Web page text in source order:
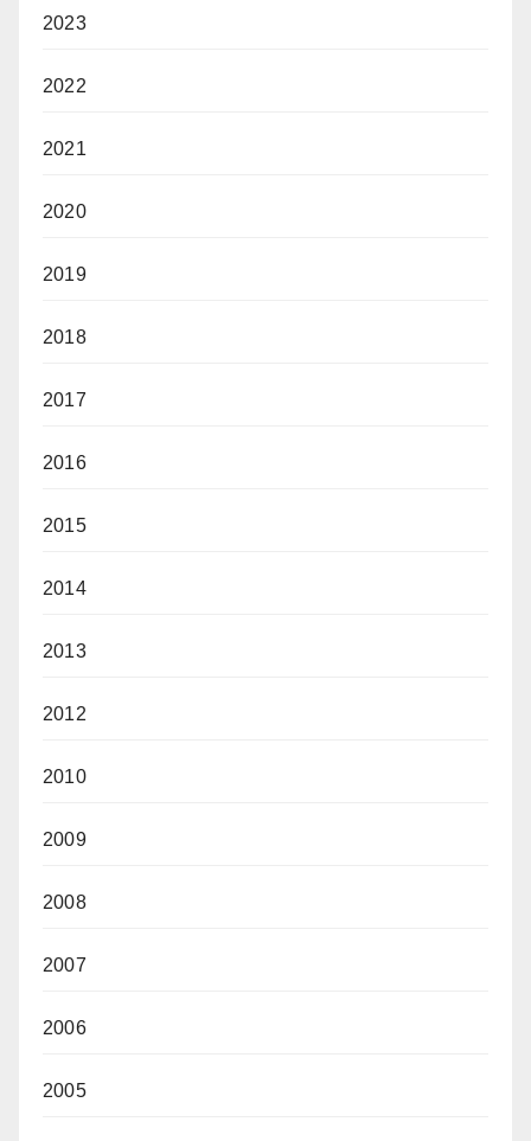
2023
2022
2021
2020
2019
2018
2017
2016
2015
2014
2013
2012
2010
2009
2008
2007
2006
2005